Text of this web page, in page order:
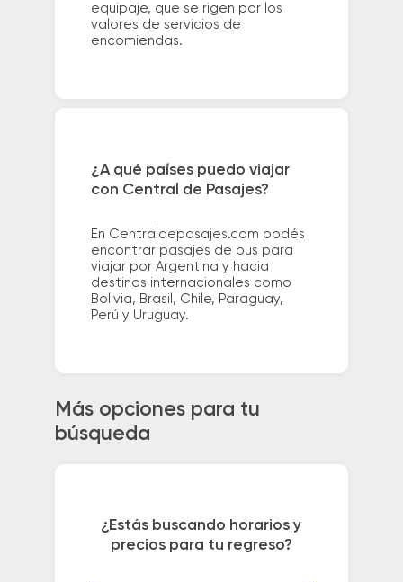
equipaje, que se rigen por los
valores de servicios de
encomiendas.
¿A qué países puedo viajar
con Central de Pasajes?
En Centraldepasajes.com podés
encontrar pasajes de bus para
viajar por Argentina y hacia
destinos internacionales como
Bolivia, Brasil, Chile, Paraguay,
Perú y Uruguay.
Más opciones para tu
búsqueda
¿Estás buscando horarios y
precios para tu regreso?